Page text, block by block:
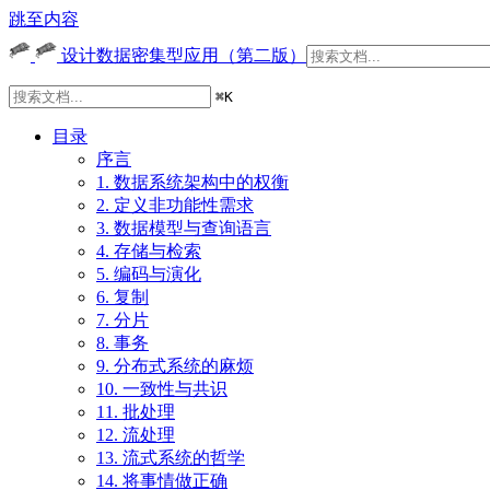
跳至内容
设计数据密集型应用（第二版）
⌘K
目录
序言
1. 数据系统架构中的权衡
2. 定义非功能性需求
3. 数据模型与查询语言
4. 存储与检索
5. 编码与演化
6. 复制
7. 分片
8. 事务
9. 分布式系统的麻烦
10. 一致性与共识
11. 批处理
12. 流处理
13. 流式系统的哲学
14. 将事情做正确